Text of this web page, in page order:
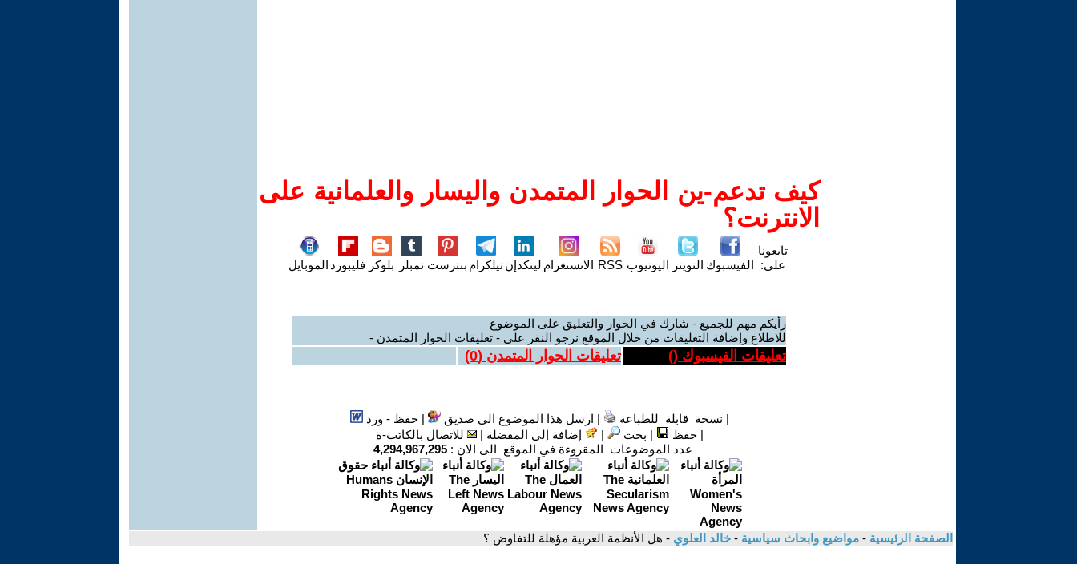
كيف تدعم-ين الحوار المتمدن واليسار والعلمانية على
الانترنت؟
تابعونا
على: الفيسبوك التويتر اليوتيوب RSS الانستغرام لينكدإنتيلكرام بنترست تمبلر بلوكر فليبورد الموبايل
رأيكم مهم للجميع - شارك في الحوار والتعليق على الموضوع
للاطلاع وإضافة التعليقات من خلال الموقع نرجو النقر على - تعليقات الحوار المتمدن -
تعليقات الفيسبوك () تعليقات الحوار المتمدن (0
)
| نسخة قابلة للطباعة | ارسل هذا الموضوع الى صديق |حفظ - ورد
|حفظ | بحث | إضافة إلى المفضلة |
للاتصال بالكاتب-ة
عدد الموضوعات المقروءة في الموقع الى الان : 4,294,967,295
الصفحة الرئيسية - مواضيع وابحاث سياسية - خالد العلوي - هل الأنظمة العربية مؤهلة للتفاوض ؟